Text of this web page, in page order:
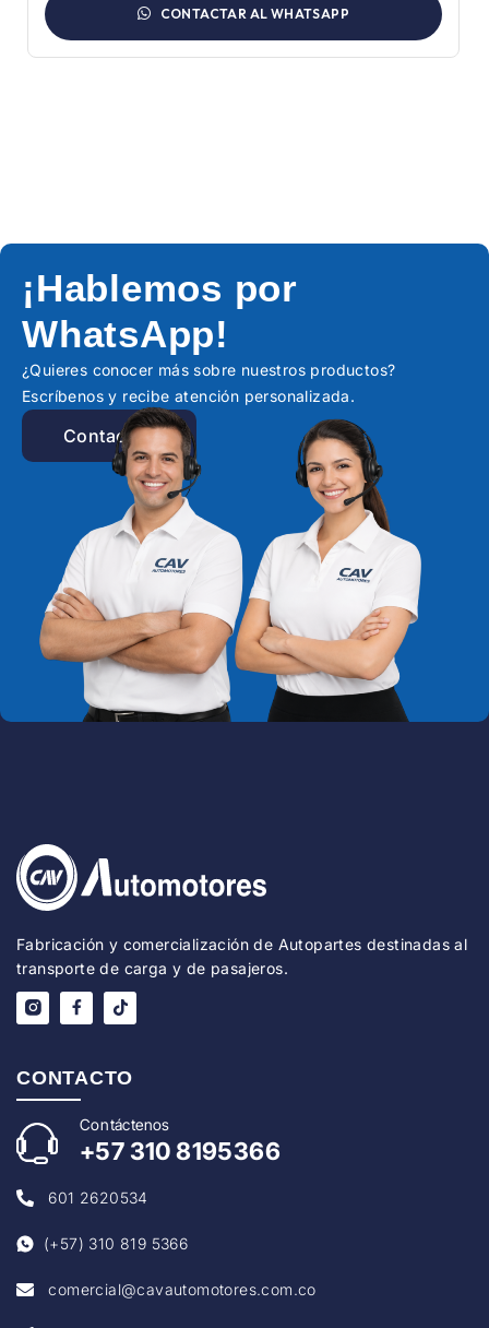
CONTACTAR AL WHATSAPP
¡Hablemos por
WhatsApp!
¿Quieres conocer más sobre nuestros productos?
Escríbenos y recibe atención personalizada.
Contactar!
Fabricación y comercialización de Autopartes destinadas al
transporte de carga y de pasajeros.
CONTACTO
Contáctenos
+57 310 8195366
601 2620534
(+57) 310 819 5366
comercial@cavautomotores.com.co